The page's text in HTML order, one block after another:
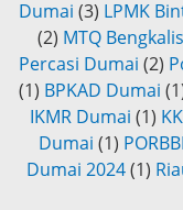
Dumai (3) LPMK
(2) MTQ Bengkalis
Percasi Dumai (2)
(1) BPKAD Dumai
IKMR Dumai (1)
Dumai (1)
Dumai 2024(1)